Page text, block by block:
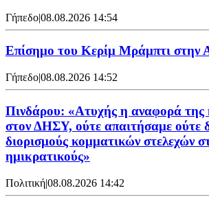
Γήπεδο|08.08.2026 14:54
Επίσημο του Κερίμ Μράμπτι στην
Γήπεδο|08.08.2026 14:52
Πινδάρου: «Ατυχής η αναφορά της
στον ΔΗΣΥ, ούτε απαιτήσαμε ούτε
διορισμούς κομματικών στελεχών
ημικρατικούς»
Πολιτική|08.08.2026 14:42